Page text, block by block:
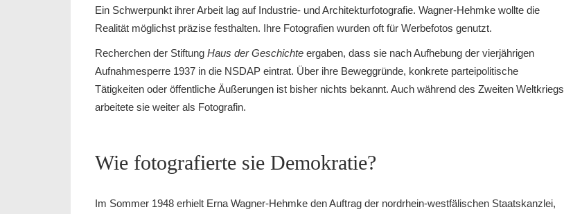
Ein Schwerpunkt ihrer Arbeit lag auf Industrie- und Architekturfotografie. Wagner-Hehmke wollte die
Realität möglichst präzise festhalten. Ihre Fotografien wurden oft für Werbefotos genutzt.
Recherchen der Stiftung Haus der Geschichte ergaben, dass sie nach Aufhebung der vierjährigen
Aufnahmesperre 1937 in die NSDAP eintrat. Über ihre Beweggründe, konkrete parteipolitische
Tätigkeiten oder öffentliche Äußerungen ist bisher nichts bekannt. Auch während des Zweiten Weltkriegs
arbeitete sie weiter als Fotografin.
Wie fotografierte sie Demokratie?
Im Sommer 1948 erhielt Erna Wagner-Hehmke den Auftrag der nordrhein-westfälischen Staatskanzlei,